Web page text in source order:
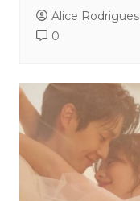
Alice Rodrigues
0